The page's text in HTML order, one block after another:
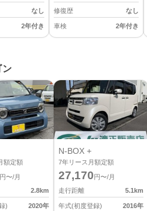
なし
2年付き
修復歴 なし
車検 2年付き
ン
額定額
円〜/月
2.8km
) 2020年
N-BOX +
7年リース月額定額
27,170 円〜/月
走行距離
5.1km
年式(初度登録) 2016年